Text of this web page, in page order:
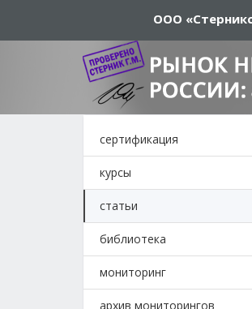
ООО
сертификация
курсы
статьи
библиотека
мониторинг
архив мониторингов